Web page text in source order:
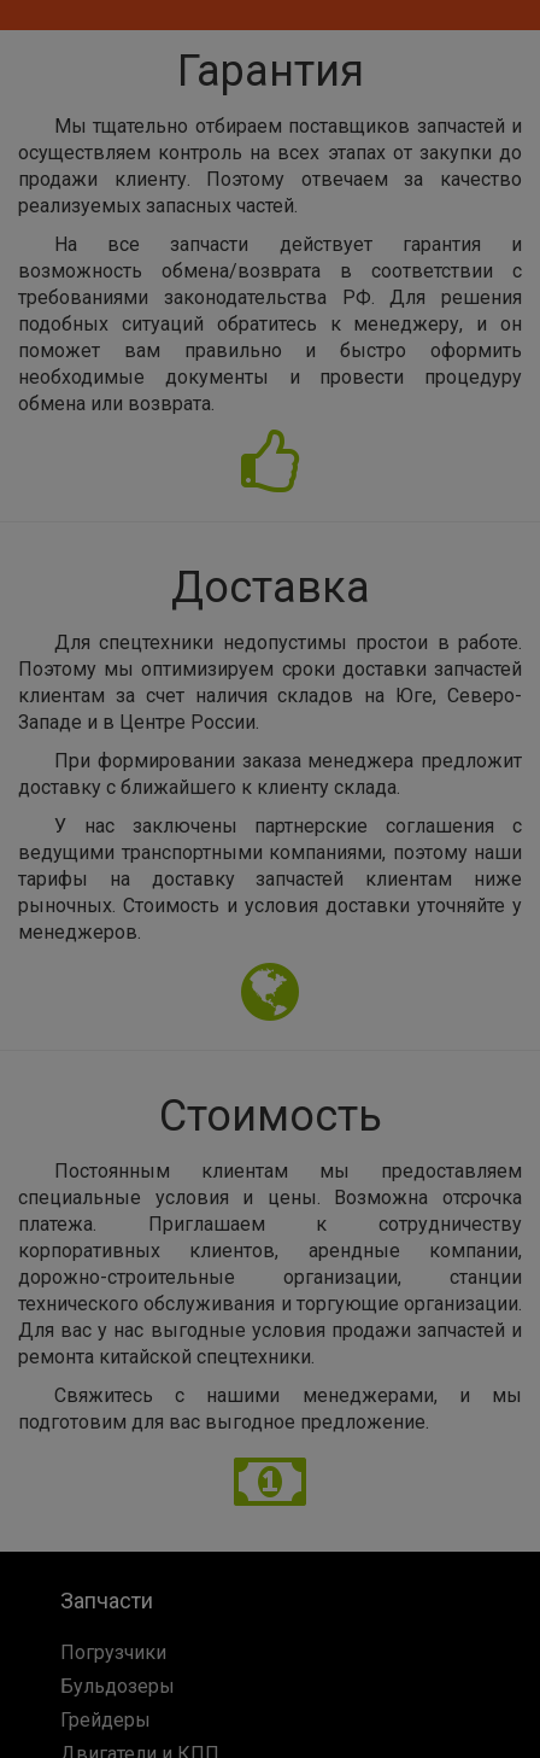
Гарантия
Мы тщательно отбираем поставщиков запчастей и
осуществляем контроль на всех этапах от закупки до
продажи клиенту. Поэтому отвечаем за качество
реализуемых запасных частей.
На все запчасти действует гарантия и
возможность обмена/возврата в соответствии с
требованиями законодательства РФ. Для решения
подобных ситуаций обратитесь к менеджеру, и он
поможет вам правильно и быстро оформить
необходимые документы и провести процедуру
обмена или возврата.
Доставка
Для спецтехники недопустимы простои в работе.
Поэтому мы оптимизируем сроки доставки запчастей
клиентам за счет наличия складов на Юге, Северо-
Западе и в Центре России.
При формировании заказа менеджера предложит
доставку с ближайшего к клиенту склада.
У нас заключены партнерские соглашения с
ведущими транспортными компаниями, поэтому наши
тарифы на доставку запчастей клиентам ниже
рыночных. Стоимость и условия доставки уточняйте у
менеджеров.
Стоимость
Постоянным клиентам мы предоставляем
специальные условия и цены. Возможна отсрочка
платежа. Приглашаем к сотрудничеству
корпоративных клиентов, арендные компании,
дорожно-строительные организации, станции
технического обслуживания и торгующие организации.
Для вас у нас выгодные условия продажи запчастей и
ремонта китайской спецтехники.
Свяжитесь с нашими менеджерами, и мы
подготовим для вас выгодное предложение.
Запчасти
Погрузчики
Бульдозеры
Грейдеры